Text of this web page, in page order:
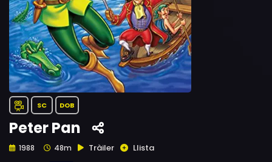
SC DOB
Peter Pan
1988 48m Tràiler Llista